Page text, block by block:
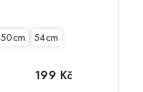
50cm 54cm
199 Kč